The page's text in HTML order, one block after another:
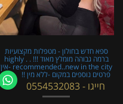
ספא חדש בחולון - מטפלות מקצועיות
ברמה גבוהה מומלץ מאוד !!! . . highly
recommended..new in the city -אין
פרטים נוספים במקום -ללא מין !!
חייגו - 0554532083